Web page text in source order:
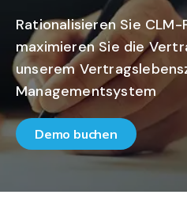
Rationalisieren Sie CLM-
maximieren Sie die
unserem
Managementsystem
Demo buchen